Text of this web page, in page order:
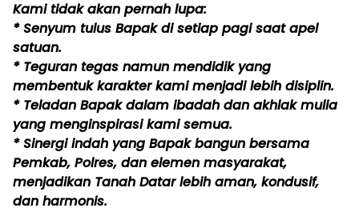
Kami tidak akan pernah lupa:
* Senyum tulus Bapak di setiap pagi saat apel
satuan.
* Teguran tegas namun mendidik yang
membentuk karakter kami menjadi lebih disiplin.
* Teladan Bapak dalam ibadah dan akhlak mulia
yang menginspirasi kami semua.
* Sinergi indah yang Bapak bangun bersama
Pemkab, Polres, dan elemen masyarakat,
menjadikan Tanah Datar lebih aman, kondusif,
dan harmonis.